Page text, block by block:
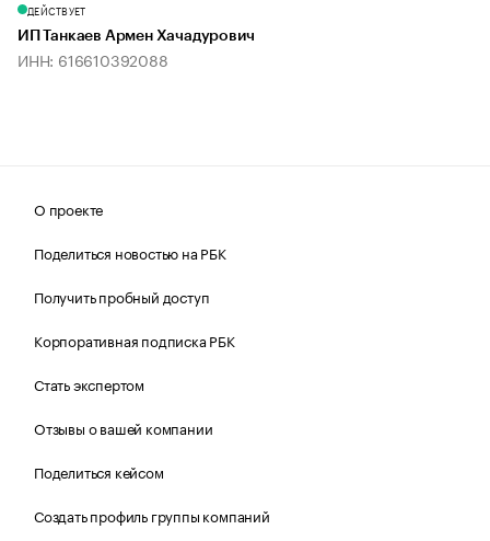
ДЕЙСТВУЕТ
ИП Танкаев Армен Хачадурович
ИНН: 616610392088
О проекте
Поделиться новостью на РБК
Получить пробный доступ
Корпоративная подписка РБК
Стать экспертом
Отзывы о вашей компании
Поделиться кейсом
Создать профиль группы компаний